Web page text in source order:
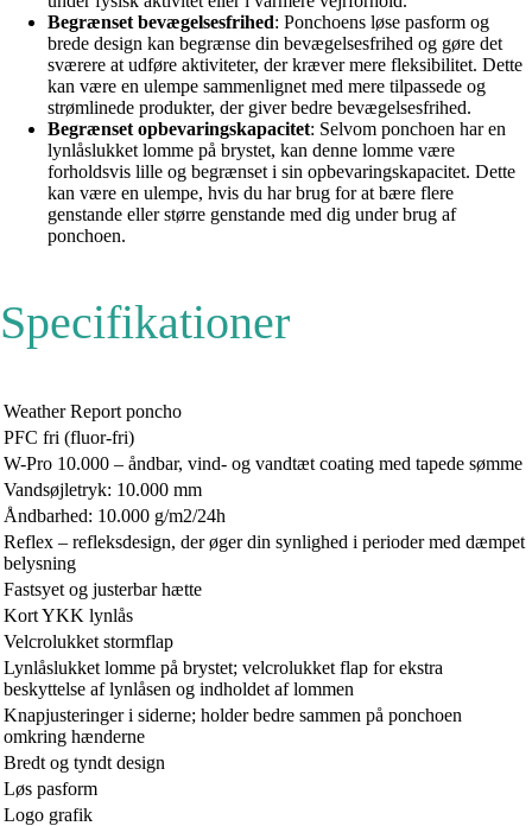
Begrænset bevægelsesfrihed: Ponchoens løse pasform og
brede design kan begrænse din bevægelsesfrihed og gøre det
sværere at udføre aktiviteter, der kræver mere fleksibilitet. Dette
kan være en ulempe sammenlignet med mere tilpassede og
strømlinede produkter, der giver bedre bevægelsesfrihed.
Begrænset opbevaringskapacitet: Selvom ponchoen har en
lynlåslukket lomme på brystet, kan denne lomme være
forholdsvis lille og begrænset i sin opbevaringskapacitet. Dette
kan være en ulempe, hvis du har brug for at bære flere
genstande eller større genstande med dig under brug af
ponchoen.
Specifikationer
Weather Report poncho
PFC fri (fluor-fri)
W-Pro 10.000 – åndbar, vind- og vandtæt coating med tapede sømme
Vandsøjletryk: 10.000 mm
Åndbarhed: 10.000 g/m2/24h
Reflex – refleksdesign, der øger din synlighed i perioder med dæmpet
belysning
Fastsyet og justerbar hætte
Kort YKK lynlås
Velcrolukket stormflap
Lynlåslukket lomme på brystet; velcrolukket flap for ekstra
beskyttelse af lynlåsen og indholdet af lommen
Knapjusteringer i siderne; holder bedre sammen på ponchoen
omkring hænderne
Bredt og tyndt design
Løs pasform
Logo grafik